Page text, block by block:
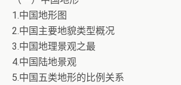
1.中国地形图
2.中国主要地貌类型概况
3.中国地理景观之最
4.中国陆地景观
5.中国五类地形的比例关系